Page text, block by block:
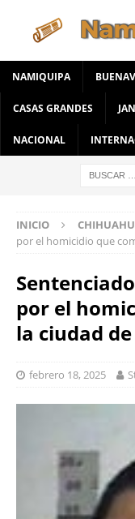
NAMIQUIPA
CASAS GRANDES
NACIONAL
INICIO
por el homicidio que
por el
la ciudad
febrero 18, 2025